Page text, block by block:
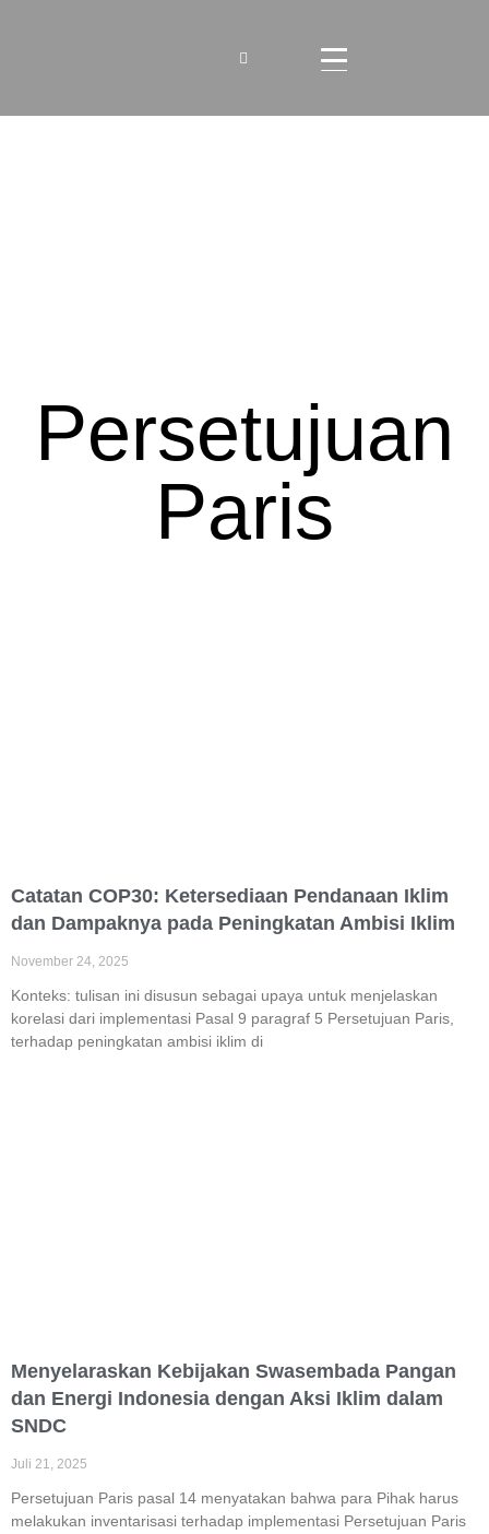
Persetujuan
Paris
Catatan COP30: Ketersediaan Pendanaan Iklim
dan Dampaknya pada Peningkatan Ambisi Iklim
November 24, 2025
Konteks: tulisan ini disusun sebagai upaya untuk menjelaskan
korelasi dari implementasi Pasal 9 paragraf 5 Persetujuan Paris,
terhadap peningkatan ambisi iklim di
Menyelaraskan Kebijakan Swasembada Pangan
dan Energi Indonesia dengan Aksi Iklim dalam
SNDC
Juli 21, 2025
Persetujuan Paris pasal 14 menyatakan bahwa para Pihak harus
melakukan inventarisasi terhadap implementasi Persetujuan Paris